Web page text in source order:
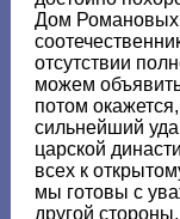
Дом Романовых
отсутствии
можем
потом
сильнейший
царской
всех к
мы готовы с
другой